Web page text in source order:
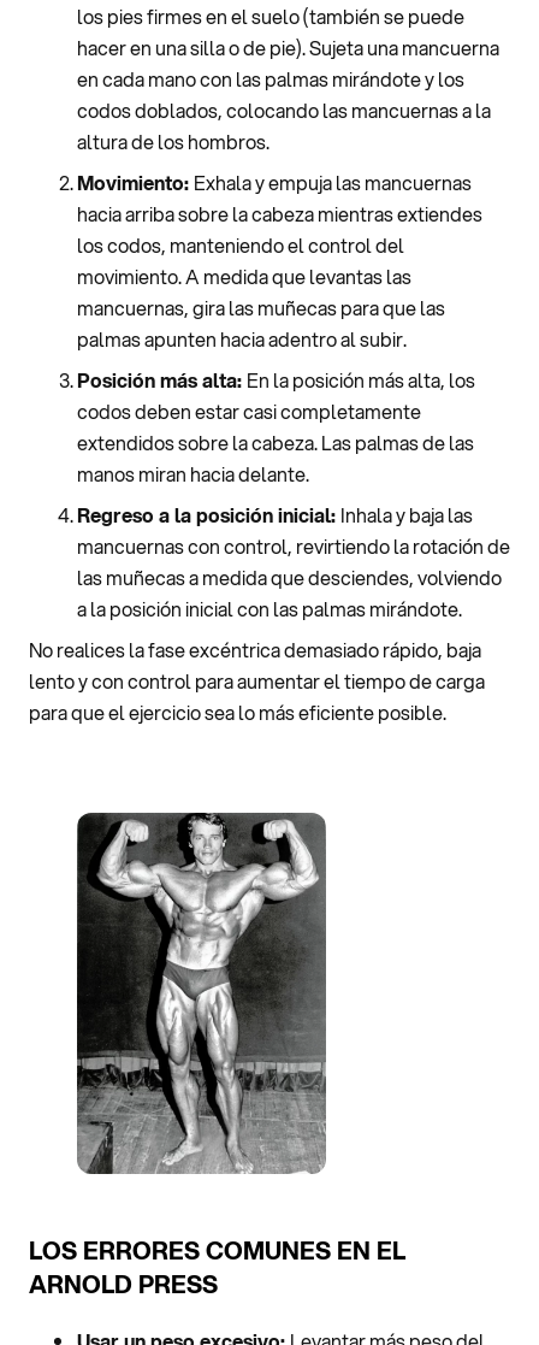
los pies firmes en el suelo (también se puede
hacer en una silla o de pie). Sujeta una mancuerna
en cada mano con las palmas mirándote y los
codos doblados, colocando las mancuernas a la
altura de los hombros.
Movimiento: Exhala y empuja las mancuernas
hacia arriba sobre la cabeza mientras extiendes
los codos, manteniendo el control del
movimiento. A medida que levantas las
mancuernas, gira las muñecas para que las
palmas apunten hacia adentro al subir.
Posición más alta: En la posición más alta, los
codos deben estar casi completamente
extendidos sobre la cabeza. Las palmas de las
manos miran hacia delante.
Regreso a la posición inicial: Inhala y baja las
mancuernas con control, revirtiendo la rotación de
las muñecas a medida que desciendes, volviendo
a la posición inicial con las palmas mirándote.
No realices la fase excéntrica demasiado rápido, baja
lento y con control para aumentar el tiempo de carga
para que el ejercicio sea lo más eficiente posible.
LOS ERRORES COMUNES EN EL
ARNOLD PRESS